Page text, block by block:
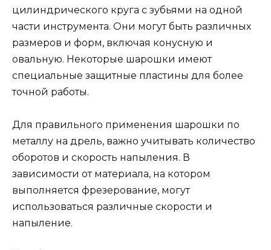
цилиндрического круга с зубьями на одной
части инструмента. Они могут быть различных
размеров и форм, включая конусную и
овальную. Некоторые шарошки имеют
специальные защитные пластины для более
точной работы.
Для правильного применения шарошки по
металлу на дрель, важно учитывать количество
оборотов и скорость напыления. В
зависимости от материала, на котором
выполняется фрезерование, могут
использоваться различные скорости и
напыление.